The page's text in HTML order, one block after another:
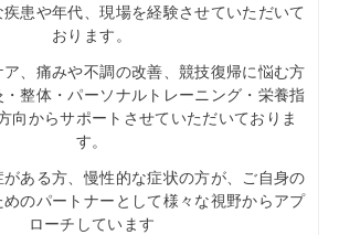
患や年代、現場を経験させていただいて
おります。
、痛みや不調の改善、競技復帰に悩む方
整体・パーソナルトレーニング・栄養指
向からサポートさせていただいておりま
す。
ある方、慢性的な症状の方が、ご自身の
のパートナーとして様々な視野からアプ
ローチしています